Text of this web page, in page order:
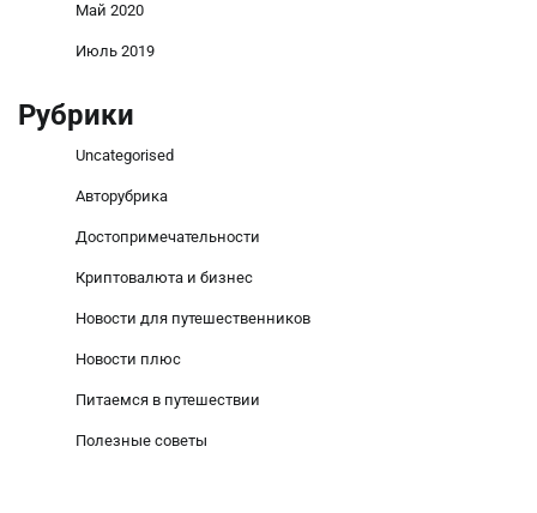
Май 2020
Июль 2019
Рубрики
Uncategorised
Авторубрика
Достопримечательности
Криптовалюта и бизнес
Новости для путешественников
Новости плюс
Питаемся в путешествии
Полезные советы